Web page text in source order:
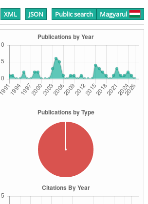
XML JSON Public search Magyarul